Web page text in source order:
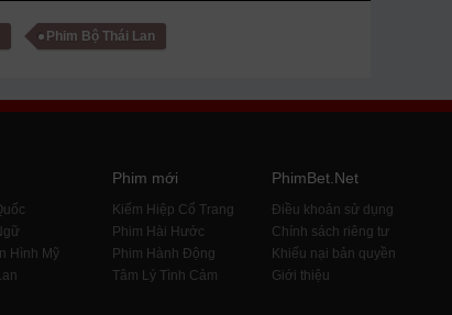
Phim Bộ Thái Lan
Hình Mỹ
Phim mới
Kiếm Hiệp Cổ Trang
Phim Hài Hước
Phim Hành Động
Tâm Lý Tình Cảm
PhimBet.Net
Điều khoản sử dụng
Chính sách riêng tư
Khiếu nại bản quyền
Giới thiệu